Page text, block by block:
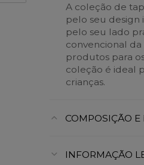
A coleção de
pelo seu design
pelo seu lado
convencional
produtos para
coleção é ideal
crianças.
COMPOSIÇÃO
INFORMAÇÃO